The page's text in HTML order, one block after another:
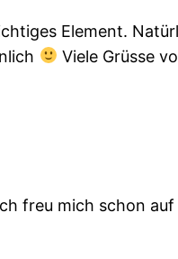
Element.
Viele Grüsse
freu mich schon